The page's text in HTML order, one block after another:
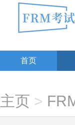
首页
主页 >